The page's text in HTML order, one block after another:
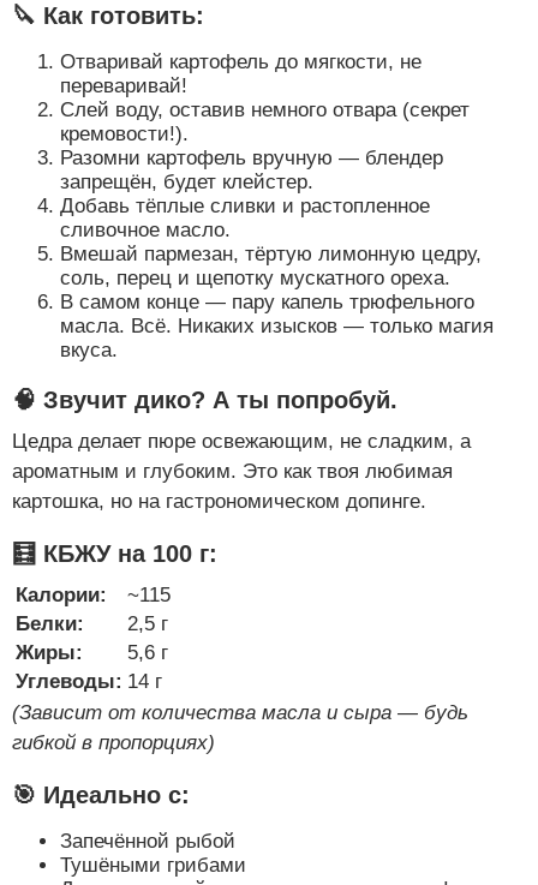
🔪 Как готовить:
Отваривай картофель до мягкости, не
переваривай!
Слей воду, оставив немного отвара (секрет
кремовости!).
Разомни картофель вручную — блендер
запрещён, будет клейстер.
Добавь тёплые сливки и растопленное
сливочное масло.
Вмешай пармезан, тёртую лимонную цедру,
соль, перец и щепотку мускатного ореха.
В самом конце — пару капель трюфельного
масла. Всё. Никаких изысков — только магия
вкуса.
🧠 Звучит дико? А ты попробуй.
Цедра делает пюре освежающим, не сладким, а
ароматным и глубоким. Это как твоя любимая
картошка, но на гастрономическом допинге.
🧮 КБЖУ на 100 г:
Калории:
~115
Белки:
2,5 г
Жиры:
5,6 г
Углеводы: 14 г
(Зависит от количества масла и сыра — будь
гибкой в пропорциях)
🎯 Идеально с:
Запечённой рыбой
Тушёными грибами